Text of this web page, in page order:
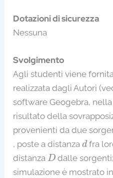
Dotazioni di sicurezza
Nessuna
Svolgimento
Agli studenti viene
realizzata dagli Autori
software Geogebra,
risultato della
provenienti da due
, poste a distanzad
dfra
distanzaD
D dalle
simulazione è mostrato